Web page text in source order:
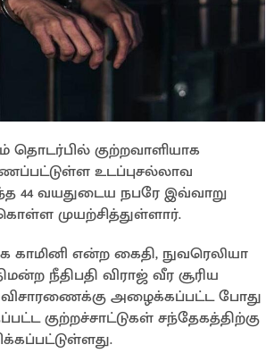
குற்றவாளியாக
உடப்புசல்லாவ
44 வயதுடைய நபரே இவ்வாறு
முயற்சித்துள்ளார்.
காமினி என்ற கைதி, நுவரெலியா
நீதிபதி விராஜ் வீர சூரிய
அழைக்கப்பட்ட போது
குற்றச்சாட்டுகள் சந்தேகத்திற்கு